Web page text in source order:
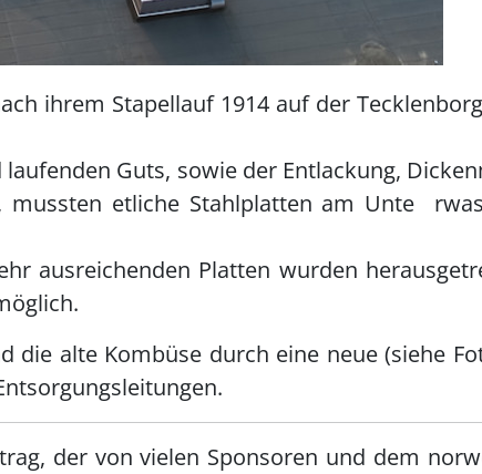
ihrem Stapellauf 1914 auf der
Guts, sowie der Entlackung,
mussten etliche Stahlplatten am Unte
ausreichenden Platten wurden
alte Kombüse durch eine neue (siehe
der von vielen Sponsoren und dem